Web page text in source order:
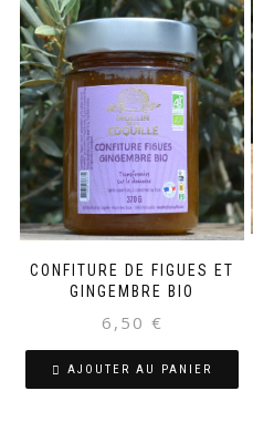
CONFITURE DE FIGUES ET
GINGEMBRE BIO
6,50 €
AJOUTER AU PANIER